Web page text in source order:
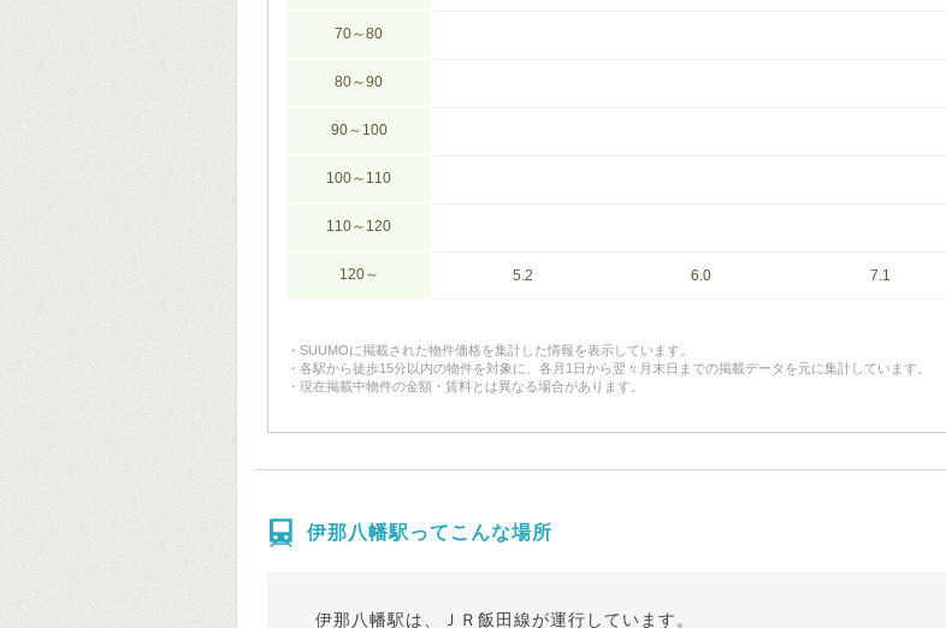
70～80
80～90
90～100
100～110
110～120
120～ 5.2 6.0 7.1
SUUMOに掲載された物件価格を集計した情報を表示しています。
各駅から徒歩15分以内の物件を対象に、各月1日から翌々月末日までの掲載データを元に集計しています。
現在掲載中物件の金額・賃料とは異なる場合があります。
伊那八幡駅ってこんな場所
伊那八幡駅は、ＪＲ飯田線が運行しています。